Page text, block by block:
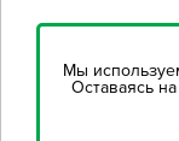
онлайн-
рассчитать
Мы
Оставаясь